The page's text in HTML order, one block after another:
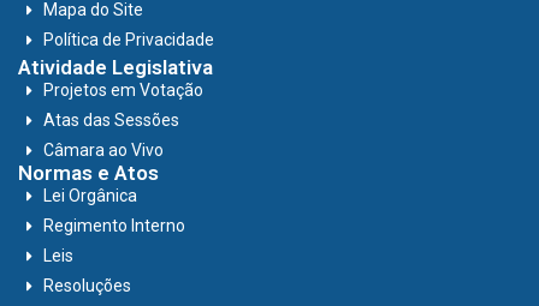
Mapa do Site
Política de Privacidade
Atividade Legislativa
Projetos em Votação
Atas das Sessões
Câmara ao Vivo
Normas e Atos
Lei Orgânica
Regimento Interno
Leis
Resoluções